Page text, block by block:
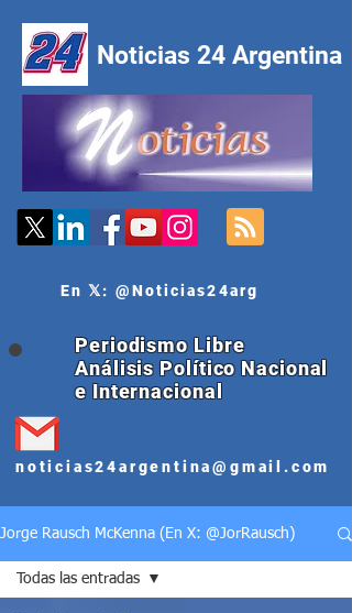
Noticias 24 Argentina
En 𝕏: @Noticias24arg
Periodismo Libre
Análisis Político Nacional
e Internacional
noticias24argentina@gmail.com
Jorge Rausch McKenna (En X: @JorRausch)
Todas las entradas